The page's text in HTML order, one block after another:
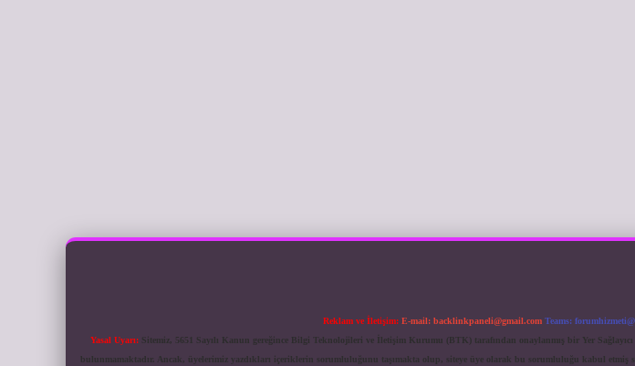
Reklam ve İletişim: E-mail: backlinkpaneli@gmail.com Teams:
Yasal Uyarı: Sitemiz, 5651 Sayılı Kanun gereğince Bilgi Teknolojileri ve İletişim Kurumu (BTK) tarafından onaylanmış bir Yer
bulunmamaktadır. Ancak, üyelerimiz yazdıkları içeriklerin sorumluluğunu taşımakta olup, siteye üye olarak bu sorumluluğu kabul